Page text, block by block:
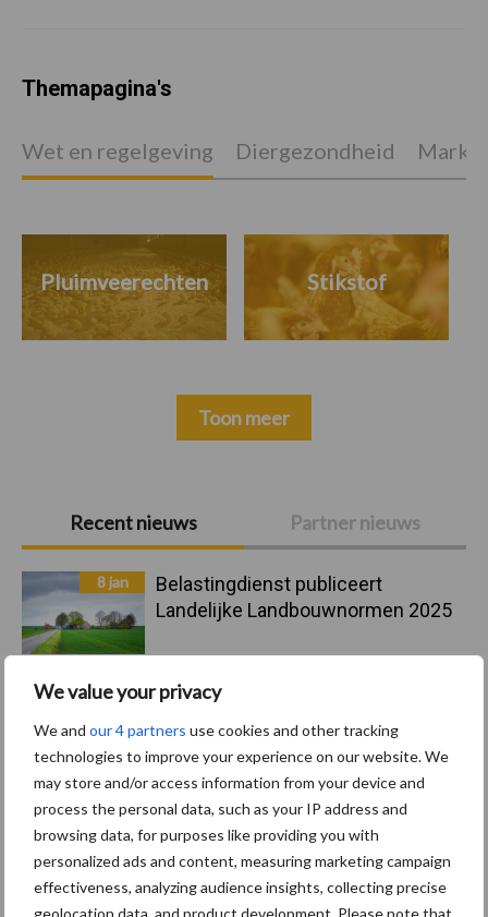
We value your privacy
We and our 4 partners use cookies and other tracking
technologies to improve your experience on our website. We
may store and/or access information from your device and
process the personal data, such as your IP address and
browsing data, for purposes like providing you with
personalized ads and content, measuring marketing campaign
effectiveness, analyzing audience insights, collecting precise
geolocation data, and product development. Please note that
Primaire
Sidebar
Recent nieuws Partner nieuws
8 jan
Belastingdienst publiceert
Landelijke Landbouwnormen 2025
23 dec
10 praktisch tips om je voor te
stroomnet
EU-pluimveesector groeit door,
maar tempo vlakt af
22 dec Kwaliteit als wapen tegen
Themapagina's
Wet en regelgeving Diergezondheid
Pluimveerechten Stikstof
Toon meer